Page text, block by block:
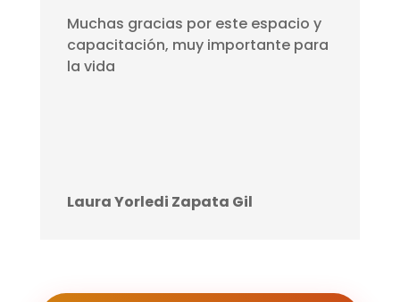
Muchas gracias por este espacio y
capacitación, muy importante para
la vida
Laura Yorledi Zapata Gil